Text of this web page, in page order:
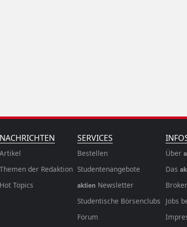
NACHRICHTEN
Artikel
Themen der Redaktion
Hot Topics
SERVICES
Bestellen
Studentenangebote
aktien Newsletter
Studentische Börsenclubs
Forum
Über
Das
Jobs